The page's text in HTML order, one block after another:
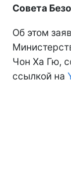
Совета
Об этом
Чон Ха Гю,
ссылкой на